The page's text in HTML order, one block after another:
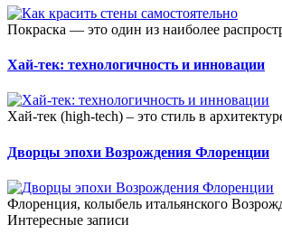
Покраска — это один из наиболее
Хай-тек: технологичность и инновации
Хай-тек (high-tech) – это стиль в
Дворцы эпохи Возрождения Флоренции
Флоренция, колыбель итальянского
Интересные записи